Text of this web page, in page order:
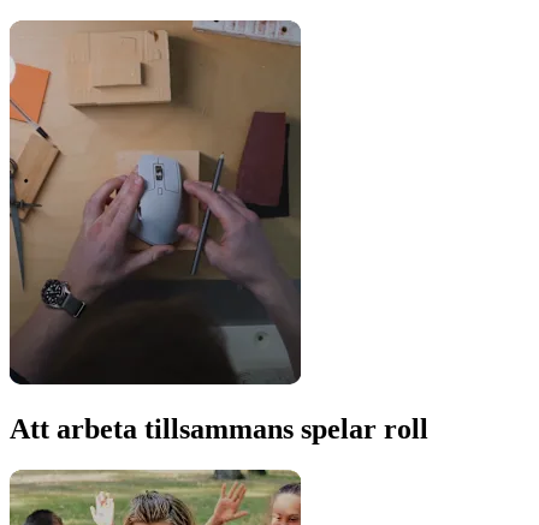
Att arbeta tillsammans spelar roll